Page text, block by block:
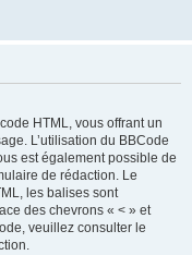
HTML, vous offrant un
L’utilisation du BBCode
est également possible de
de rédaction. Le
les balises sont
des chevrons « < » et
veuillez consulter le